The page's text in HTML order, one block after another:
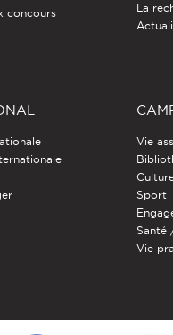
concours
La
Vie
Sport
Santé
Vie